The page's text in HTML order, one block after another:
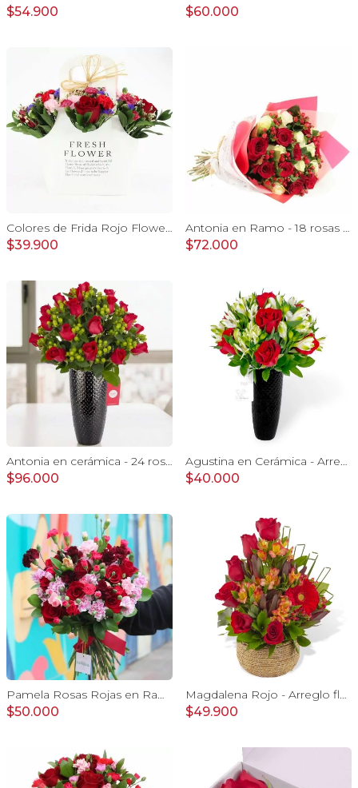
$54.900 $60.000
Colores de Frida Rojo Flower Bag - Arreglo floral con rosas, claveles, estate y limonium
$39.900
Antonia en Ramo - 18 rosas mix blanco y rojo con hypericum
$72.000
Antonia en cerámica - 24 rosas ecuatorianas rojo e hypericum
$96.000
Agustina en Cerámica - Arreglo 10 rosas rojo y astromeliass
$40.000
Pamela Rosas Rojas en Ramo - Ramo con con rosas rojas y mini claveles
$50.000
Magdalena Rojo - Arreglo floral con rosas, gerbera y astromelias rojas
$49.900